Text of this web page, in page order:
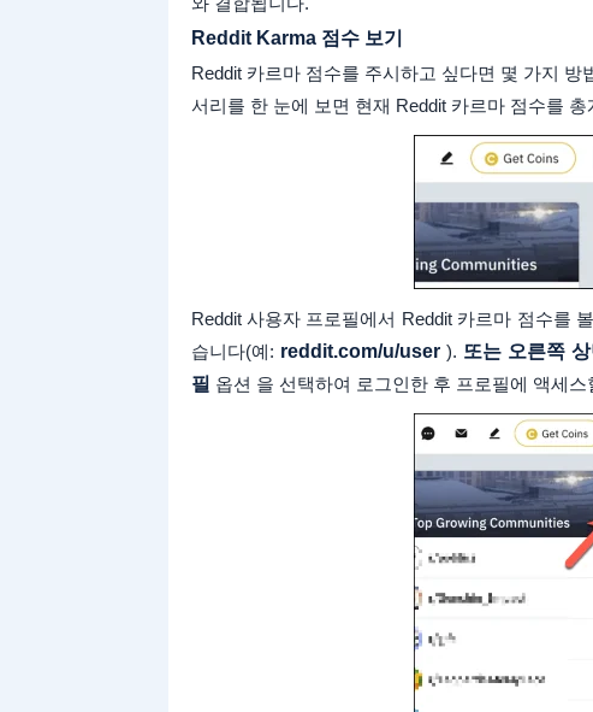
Reddit Karma 점수 보기
Reddit 카르마 점수를 주시하고 싶다면 몇 가지
서리를 한 눈에 보면 현재 Reddit 카르마 점수를
Reddit 사용자 프로필에서 Reddit 카르마 점수를
습니다(예: reddit.com/u/user). 또는 오른쪽
필 옵션 을 선택하여 로그인한 후 프로필에 액세스